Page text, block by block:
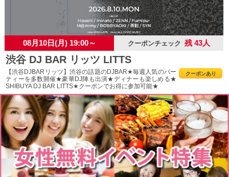
08月10日(月) 19:00～ クーポンチェック 残 43人
渋谷 DJ BAR リッツ LITTS
クーポンあり
【渋谷DJBARリッツ】渋谷の話題のDJBAR★毎週人気のパー
ティーを多数開催★豪華DJ陣も出演★ディナーも楽しめる★
SHIBUYA DJ BAR LITTS★クーポンでお得に参加可能★